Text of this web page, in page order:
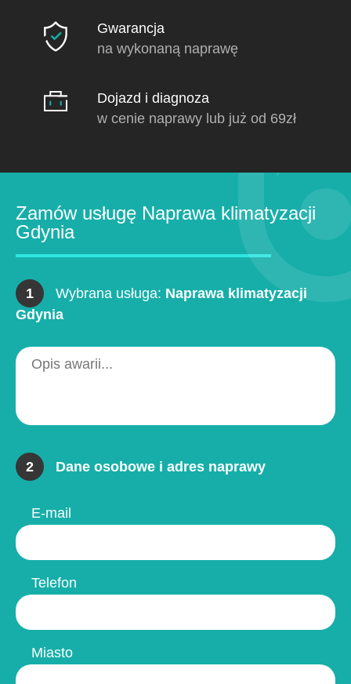
Gwarancja
na wykonaną naprawę
Dojazd i diagnoza
w cenie naprawy lub już od 69zł
Zamów usługę Naprawa klimatyzacji
Gdynia
1 Wybrana usługa: Naprawa klimatyzacji
Gdynia
2 Dane osobowe i adres naprawy
E-mail
Telefon
Miasto